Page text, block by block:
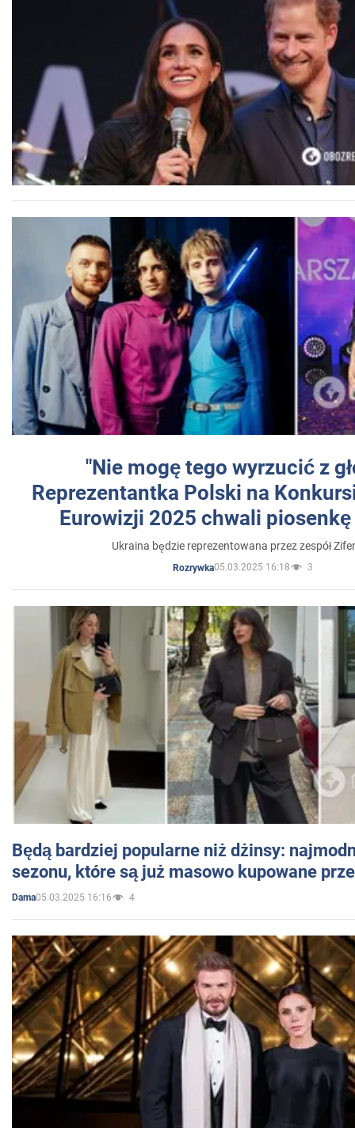
"Nie mogę tego wyrzucić z
Reprezentantka Polski na
Eurowizji 2025 chwali
Ukraina będzie reprezentowana przez zespół
Rozrywka05.03.2025 16:18 3
Będą bardziej popularne niż dżinsy:
sezonu, które są już masowo kupowane
Dama05.03.2025 16:16 4